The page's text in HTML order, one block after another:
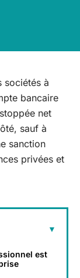
sociétés à
bancaire
net
sauf à
sanction
privées et
est